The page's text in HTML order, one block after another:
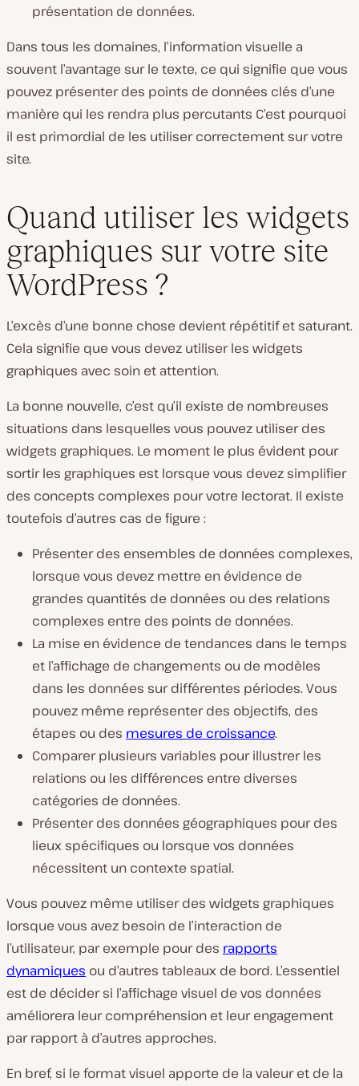
présentation de données.
Dans tous les domaines, l’information visuelle a
souvent l’avantage sur le texte, ce qui signifie que vous
pouvez présenter des points de données clés d’une
manière qui les rendra plus percutants C’est pourquoi
il est primordial de les utiliser correctement sur votre
site.
Quand utiliser les widgets
graphiques sur votre site
WordPress ?
L’excès d’une bonne chose devient répétitif et saturant.
Cela signifie que vous devez utiliser les widgets
graphiques avec soin et attention.
La bonne nouvelle, c’est qu’il existe de nombreuses
situations dans lesquelles vous pouvez utiliser des
widgets graphiques. Le moment le plus évident pour
sortir les graphiques est lorsque vous devez simplifier
des concepts complexes pour votre lectorat. Il existe
toutefois d’autres cas de figure :
Présenter des ensembles de données complexes,
lorsque vous devez mettre en évidence de
grandes quantités de données ou des relations
complexes entre des points de données.
La mise en évidence de tendances dans le temps
et l’affichage de changements ou de modèles
dans les données sur différentes périodes. Vous
pouvez même représenter des objectifs, des
étapes ou des mesures de croissance.
Comparer plusieurs variables pour illustrer les
relations ou les différences entre diverses
catégories de données.
Présenter des données géographiques pour des
lieux spécifiques ou lorsque vos données
nécessitent un contexte spatial.
Vous pouvez même utiliser des widgets graphiques
lorsque vous avez besoin de l’interaction de
l’utilisateur, par exemple pour des rapports
dynamiques ou d’autres tableaux de bord. L’essentiel
est de décider si l’affichage visuel de vos données
améliorera leur compréhension et leur engagement
par rapport à d’autres approches.
En bref, si le format visuel apporte de la valeur et de la